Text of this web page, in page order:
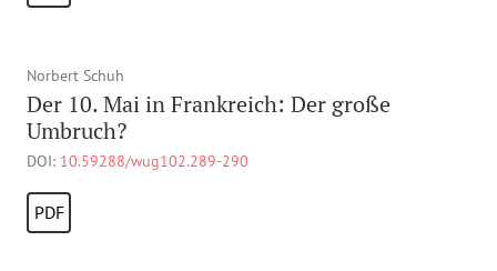
Norbert Schuh
Der 10. Mai in Frankreich: Der große
Umbruch?
DOI: 10.59288/wug102.289-290
PDF